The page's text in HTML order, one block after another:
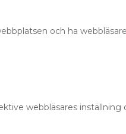
och ha
webbläsares inställning